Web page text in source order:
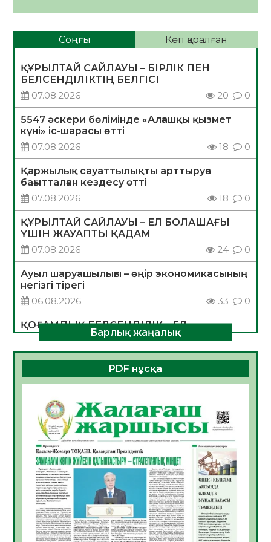
Соңғы Көп қаралған
ҚҰРЫЛТАЙ САЙЛАУЫ – БІРЛІК ПЕН
БЕЛСЕНДІЛІКТІҢ БЕЛГІСІ
07.08.2026
20 0
5547 әскери бөлімінде «Алғашқы қызмет
күні» іс-шарасы өтті
07.08.2026
18 0
Қаржылық сауаттылықты арттыруға
бағытталған кездесу өтті
07.08.2026
18 0
ҚҰРЫЛТАЙ САЙЛАУЫ – ЕЛ БОЛАШАҒЫ
ҮШІН ЖАУАПТЫ ҚАДАМ
07.08.2026
24 0
Ауыл шаруашылығы – өңір экономикасының
негізгі тірегі
06.08.2026
33 0
ҚОҒАМДЫҚ БЕЛСЕНДІЛІК – ЕЛ
ДАМУЫНЫҢ НЕГІЗІ
06.08.2026
31 0
ҚҰРЫЛТАЙ САЙЛАУЫ – БОЛАШАҚҚА
06.08.2026
Инфекциялық ауруларға қарсы иммундау
жұмыстарының тиімділігі
06.08.2026
34
Көкжөтел ауруы туралы
06.08.2026
32
АПВ вакцинасы туралы мәлімет
06.08.2026
32
Барлық жаңалық
PDF нұсқа